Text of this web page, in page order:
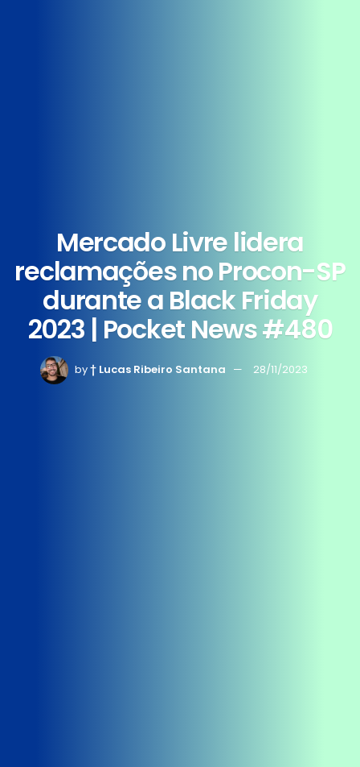
Mercado Livre lidera
reclamações no Procon-SP
durante a Black Friday
2023 | Pocket News #480
by† Lucas Ribeiro Santana 28/11/2023